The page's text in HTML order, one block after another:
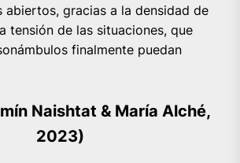
abiertos, gracias a la densidad de
tensión de las situaciones, que
finalmente puedan
Naishtat & María Alché,
2023)